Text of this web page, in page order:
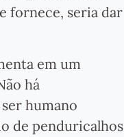
fornece, seria dar
em um
há
humano
de penduricalhos